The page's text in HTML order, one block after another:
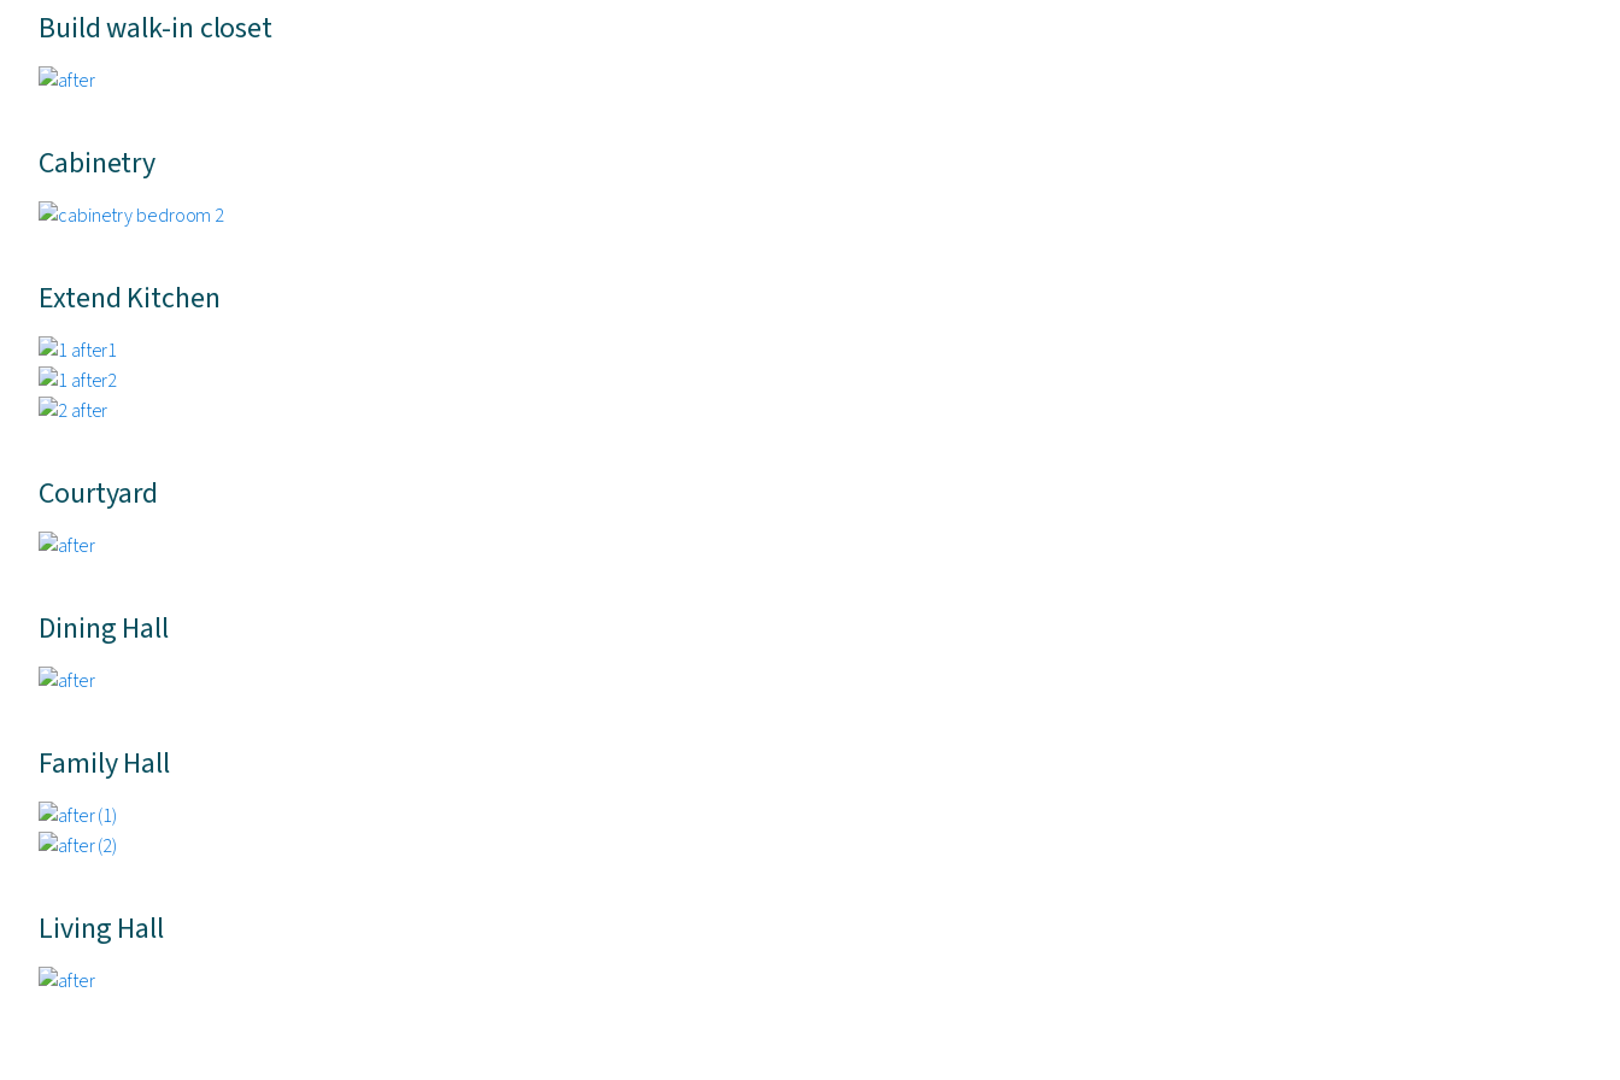
Build walk-in closet
Cabinetry
Extend Kitchen
Courtyard
Dining Hall
Family Hall
Living Hall